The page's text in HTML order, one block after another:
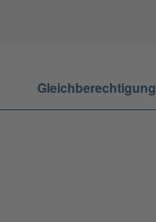
Gleichberechtigung